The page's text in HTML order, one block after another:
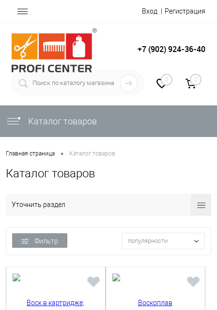
Вход Регистрация
+7 (902) 924-36-40
0 0
Каталог товаров
Главная страница • Каталог товаров
Каталог товаров
Уточнить раздел
Фильтр популярности